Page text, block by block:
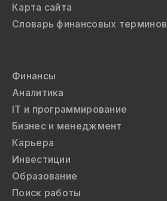
Карта сайта
Словарь финансовых терминов
Финансы
Аналитика
IT и программирование
Бизнес и менеджмент
Карьера
Инвестиции
Образование
Поиск работы